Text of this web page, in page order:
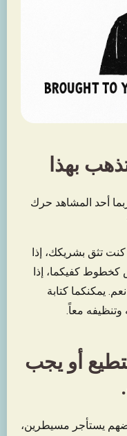
بهذا
أحد المشاهد حرك
تثق بشريكك، إذا
كخطوط كفيكما، إذا
يمكنكما كتابة
معاً.
أو يجب
يستأجر مسيطرين،